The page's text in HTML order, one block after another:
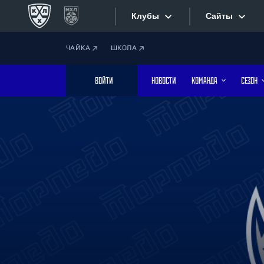
Клубы
Дивизион Боброва
Лада
Сайты
Фотобанк
ЧАЙКА ШКОЛА
ВОЙТИ НОВОСТИ КОМАНДА СЕЗОН